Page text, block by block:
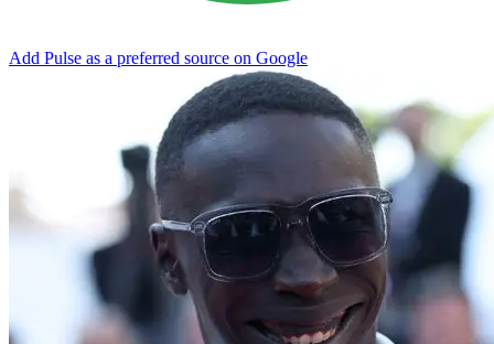
Add Pulse as a preferred source on Google